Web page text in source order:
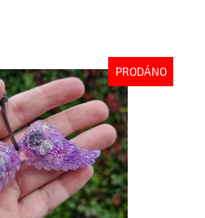
PRODÁNO